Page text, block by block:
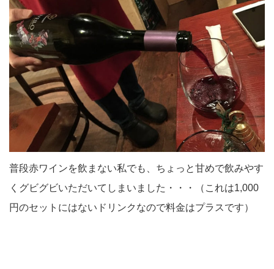
普段赤ワインを飲まない私でも、ちょっと甘めで飲みやす
くグビグビいただいてしまいました・・・（これは1,000
円のセットにはないドリンクなので料金はプラスです）